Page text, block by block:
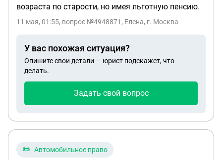
возраста по старости, но имея льготную пенсию.
11 мая, 01:55, вопрос №4948871, Елена, г. Москва
У вас похожая ситуация?
Опишите свои детали — юрист подскажет, что
делать.
Задать свой вопрос
Автомобильное право